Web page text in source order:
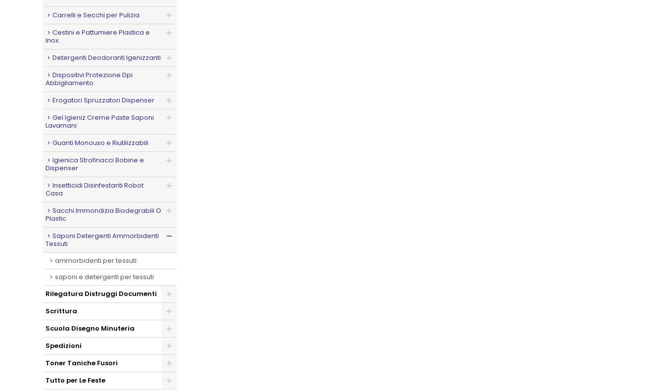
Carrelli e Secchi per Pulizia
Cestini e Pattumiere Plastica e
Inox
Detergenti Deodoranti Igenizzanti
Dispositivi Protezione Dpi
Abbigliamento
Erogatori Spruzzatori Dispenser
Gel Igieniz Creme Paste Saponi
Lavamani
Guanti Monouso e Riutilizzabili
Igienica Strofinacci Bobine e
Dispenser
Insetticidi Disinfestanti Robot
Casa
Sacchi Immondizia Biodegrabili O
Plastic
Saponi Detergenti Ammorbidenti
Tessuti
ammorbidenti per tessuti
saponi e detergenti per tessuti
Rilegatura Distruggi Documenti
Scrittura
Scuola Disegno Minuteria
Spedizioni
Toner Taniche Fusori
Tutto per Le Feste